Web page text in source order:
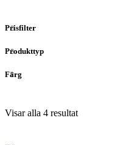
Prisfilter
Produkttyp
Färg
Visar alla 4 resultat